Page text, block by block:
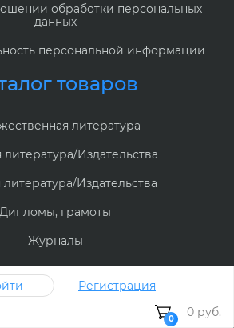
обработки персональных
данных
персональной информации
товаров
литература
литература/Издательства
литература/Издательства
Дипломы, грамоты
Журналы
товары
методическая литература
Регистрация
0 0 руб.